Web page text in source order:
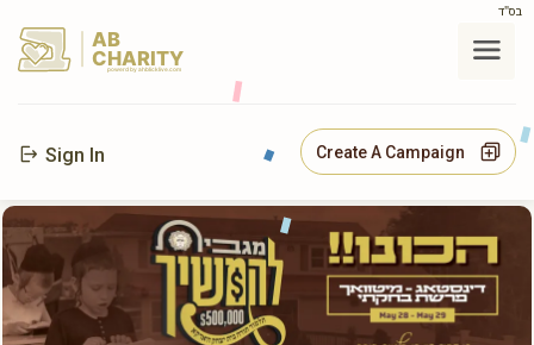
בס"ד
AB
CHARITY
powerd by ahblicklive.com
Sign In Create A Campaign